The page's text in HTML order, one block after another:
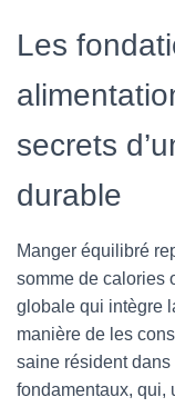
Les
secrets
durable
Manger équilibré
somme de calories
globale qui intègre
manière de les
saine résident
fondamentaux, qui,